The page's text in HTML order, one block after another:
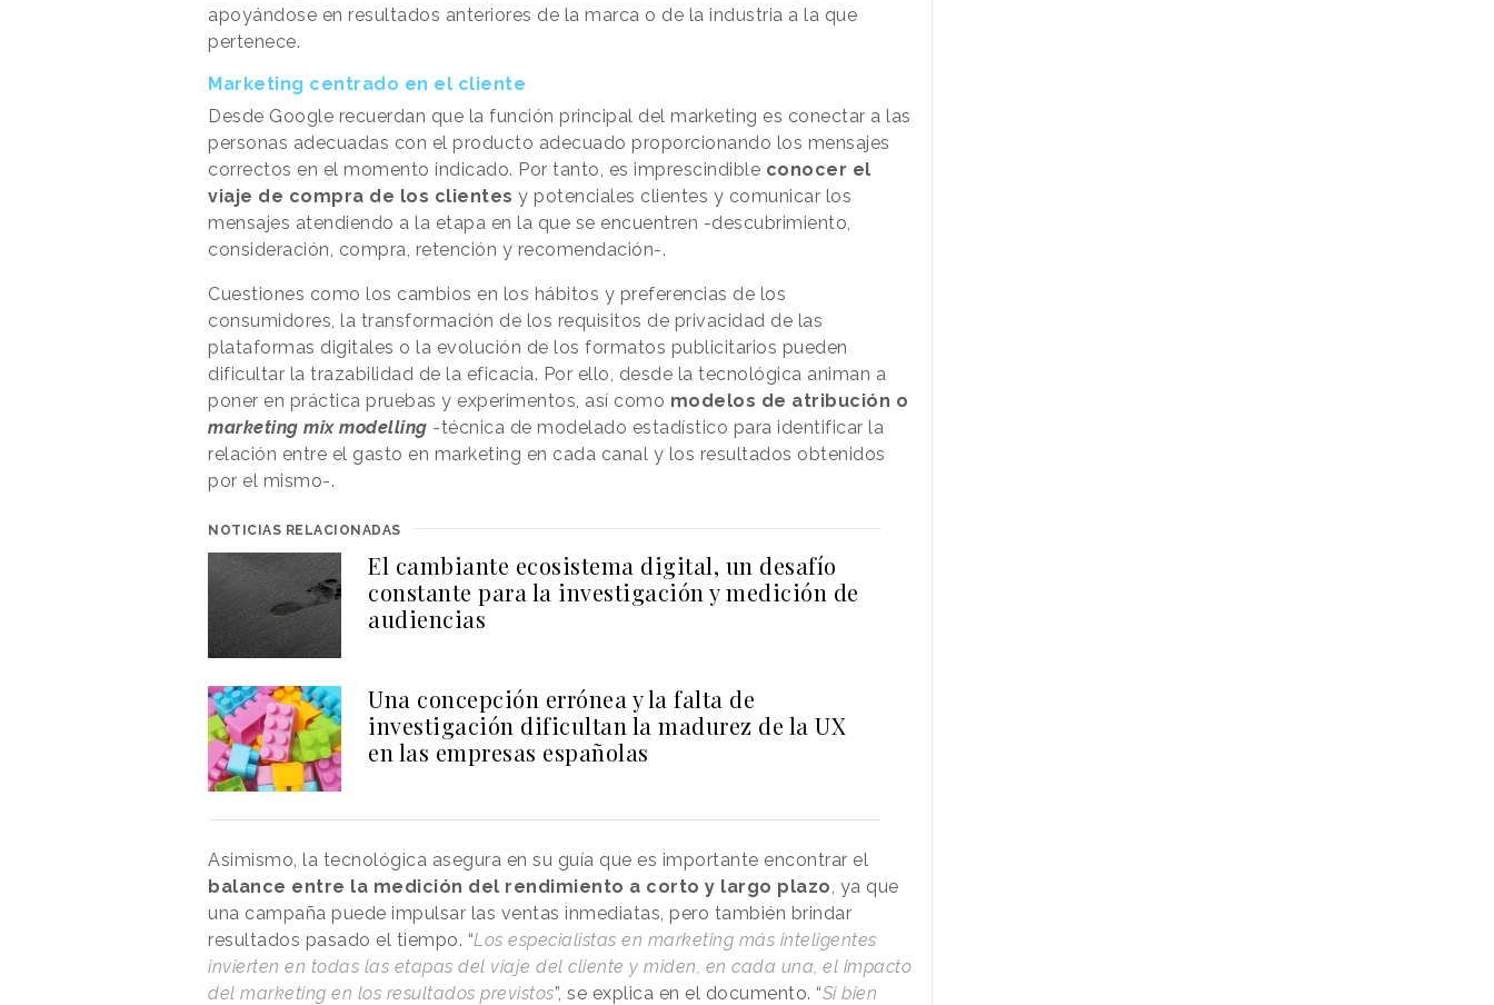
apoyándose en resultados anteriores de la marca o de la industria a la que
pertenece.
Marketing centrado en el cliente
Desde Google recuerdan que la función principal del marketing es conectar a las
personas adecuadas con el producto adecuado proporcionando los mensajes
correctos en el momento indicado. Por tanto, es imprescindible conocer el
viaje de compra de los clientes y potenciales clientes y comunicar los
mensajes atendiendo a la etapa en la que se encuentren -descubrimiento,
consideración, compra, retención y recomendación-.
Cuestiones como los cambios en los hábitos y preferencias de los
consumidores, la transformación de los requisitos de privacidad de las
plataformas digitales o la evolución de los formatos publicitarios pueden
dificultar la trazabilidad de la eficacia. Por ello, desde la tecnológica animan a
poner en práctica pruebas y experimentos, así como modelos de atribución o
marketing mix modelling -técnica de modelado estadístico para identificar la
relación entre el gasto en marketing en cada canal y los resultados obtenidos
por el mismo-.
NOTICIAS RELACIONADAS
El cambiante ecosistema digital, un desafío
constante para la investigación y medición de
audiencias
Una concepción errónea y la falta de
investigación dificultan la madurez de la UX
en las empresas españolas
Asimismo, la tecnológica asegura en su guía que es importante encontrar el
balance entre la medición del rendimiento a corto y largo plazo, ya que
una campaña puede impulsar las ventas inmediatas, pero también brindar
resultados pasado el tiempo. “Los especialistas en marketing más inteligentes
invierten en todas las etapas del viaje del cliente y miden, en cada una, el impacto
del marketing en los resultados previstos”, se explica en el documento. “Si bien